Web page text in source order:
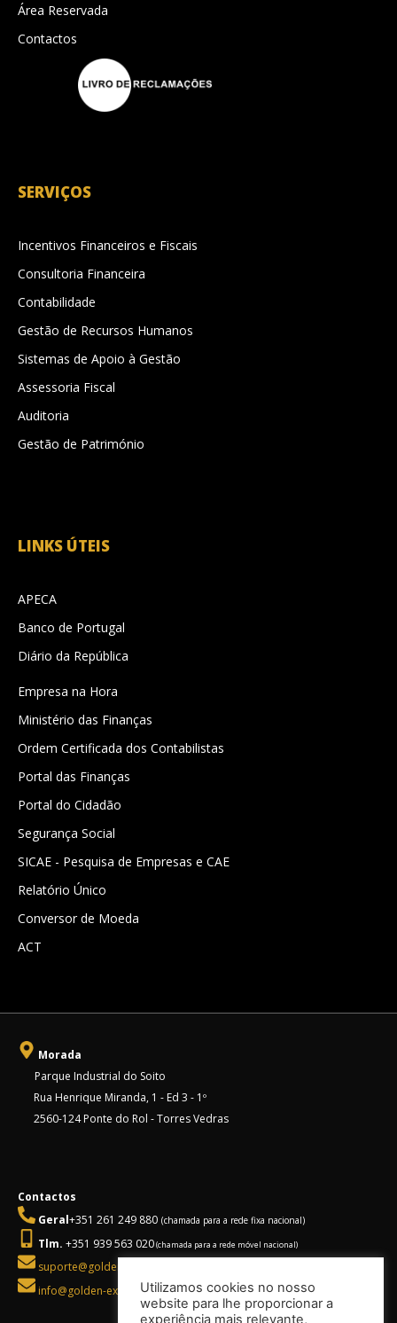
Área Reservada
Contactos
SERVIÇOS
Incentivos Financeiros e Fiscais
Consultoria Financeira
Contabilidade
Gestão de Recursos Humanos
Sistemas de Apoio à Gestão
Assessoria Fiscal
Auditoria
Gestão de Património
LINKS ÚTEIS
APECA
Banco de Portugal
Diário da República
Empresa na Hora
Ministério das Finanças
Ordem Certificada dos Contabilistas
Portal das Finanças
Portal do Cidadão
Segurança Social
SICAE - Pesquisa de Empresas e CAE
Relatório Único
Conversor de Moeda
ACT
Morada
Parque Industrial do Soito
Rua Henrique Miranda, 1 - Ed 3 - 1º
2560-124 Ponte do Rol - Torres Vedras
Contactos
Geral+351 261 249 880 (chamada para a rede fixa nacional)
Tlm. +351 939 563 020(chamada para a rede móvel nacional)
suporte@golden-executive.pt
info@golden-executive.ptUtilizamos cookies no nosso
website para lhe proporcionar a
experiência mais relevante,